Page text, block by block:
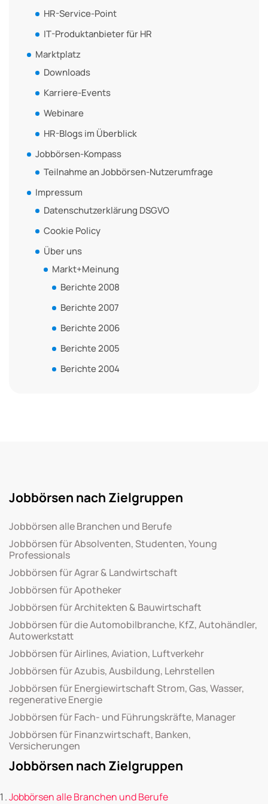
HR-Service-Point
IT-Produktanbieter für HR
Marktplatz
Downloads
Karriere-Events
Webinare
HR-Blogs im Überblick
Jobbörsen-Kompass
Teilnahme an Jobbörsen-Nutzerumfrage
Impressum
Datenschutzerklärung DSGVO
Cookie Policy
Über uns
Markt+Meinung
Berichte 2008
Berichte 2007
Berichte 2006
Berichte 2005
Berichte 2004
Jobbörsen nach Zielgruppen
Jobbörsen alle Branchen und Berufe
Jobbörsen für Absolventen, Studenten, Young
Professionals
Jobbörsen für Agrar & Landwirtschaft
Jobbörsen für Apotheker
Jobbörsen für Architekten & Bauwirtschaft
Jobbörsen für die Automobilbranche, KfZ, Autohändler,
Autowerkstatt
Jobbörsen für Airlines, Aviation, Luftverkehr
Jobbörsen für Azubis, Ausbildung, Lehrstellen
Jobbörsen für Energiewirtschaft Strom, Gas, Wasser,
regenerative Energie
Jobbörsen für Fach- und Führungskräfte, Manager
Jobbörsen für Finanzwirtschaft, Banken,
Versicherungen
Jobbörsen nach Zielgruppen
Jobbörsen alle Branchen und Berufe